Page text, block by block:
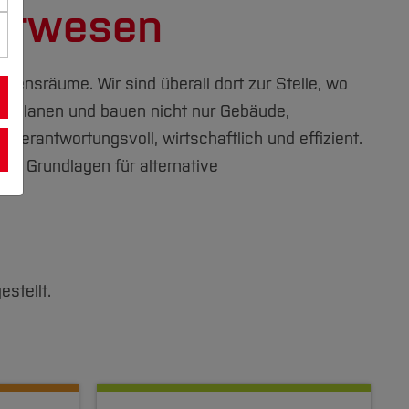
Wir sind überall dort zur Stelle, wo
planen und bauen nicht nur Gebäude,
verantwortungsvoll, wirtschaftlich und effizient.
Grundlagen für alternative